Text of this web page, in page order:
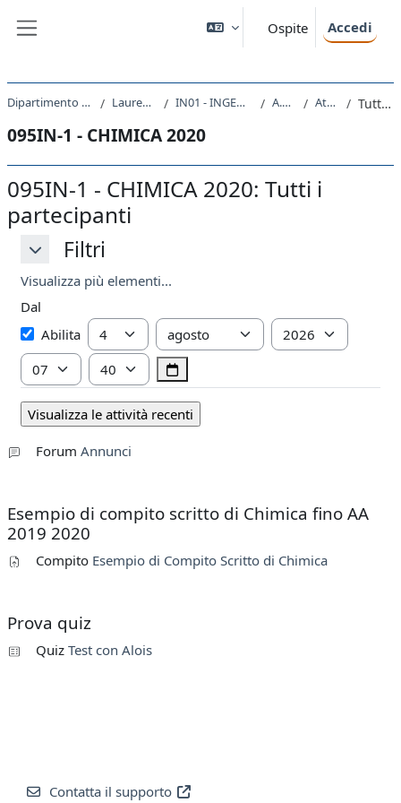
Ospite Accedi
Dipartimento di Ingegneria e Architettura Laurea triennale (DM270) IN01 - INGEGNERIA CIVILE E AMBIENTALE A.A. 2020 - 2021 Attività recente Tutti i partecipanti
095IN-1 - CHIMICA 2020
095IN-1 - CHIMICA 2020: Tutti i
partecipanti
Filtri
Filtri Filtri
Visualizza più elementi...
Dal
DalAbilita Giorno Mese
Anno
Ora
Minuto
Forum Annunci
Esempio di compito scritto di Chimica fino AA
2019 2020
Compito Esempio di Compito Scritto di Chimica
Prova quiz
Quiz Test con Alois
Contatta il supporto